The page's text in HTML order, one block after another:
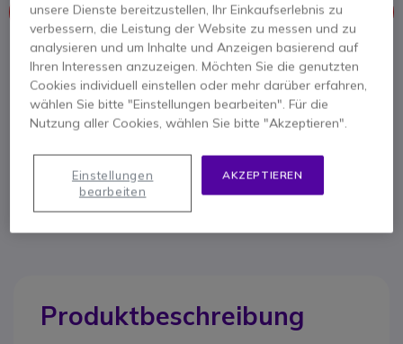
Dieses Produkt wird nicht mehr hergestellt
Hier finden Sie eine Übersicht ähnlicher Produkte.
Ähnliche Produkte prüfen
+49 30 30807701
F.A.Q Live Chat
Produktbeschreibung
unsere Dienste bereitzustellen, Ihr Einkaufserlebnis zu
verbessern, die Leistung der Website zu messen und zu
analysieren und um Inhalte und Anzeigen basierend auf
Ihren Interessen anzuzeigen. Möchten Sie die genutzten
Cookies individuell einstellen oder mehr darüber erfahren,
wählen Sie bitte "Einstellungen bearbeiten". Für die
Nutzung aller Cookies, wählen Sie bitte "Akzeptieren".
AKZEPTIEREN
Einstellungen
bearbeiten